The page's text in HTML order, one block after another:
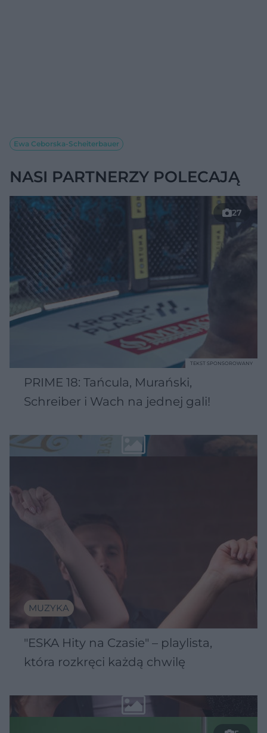
Ewa Ceborska-Scheiterbauer
NASI PARTNERZY POLECAJĄ
27
PRIME 18: Tańcula, Murański,
Schreiber i Wach na jednej gali!
TEKST SPONSOROWANY
MUZYKA
"ESKA Hity na Czasie" – playlista,
która rozkręci każdą chwilę